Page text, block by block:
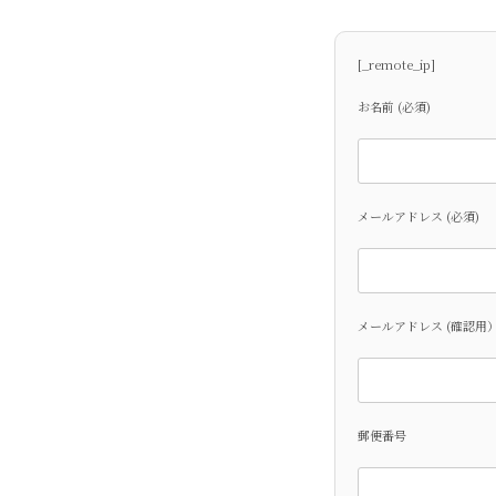
[_remote_ip]
お名前 (必須)
メールアドレス (必須)
メールアドレス (確認用
郵便番号